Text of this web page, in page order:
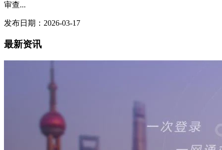
审查...
发布日期：2026-03-17
最新资讯